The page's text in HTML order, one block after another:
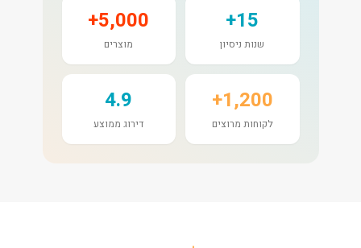
15+
שנות ניסיון
5,000+
מוצרים
1,200+
לקוחות מרוצים
4.9
דירוג ממוצע